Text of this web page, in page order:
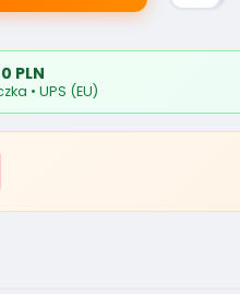
PLN
• UPS (EU)